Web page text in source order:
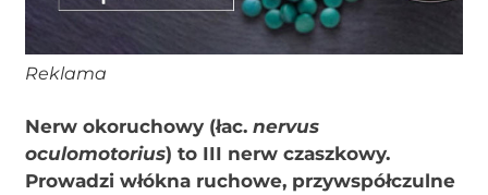
Reklama
Nerw okoruchowy (łac.nervus
oculomotorius) to III nerw czaszkowy.
Prowadzi włókna ruchowe, przywspółczulne